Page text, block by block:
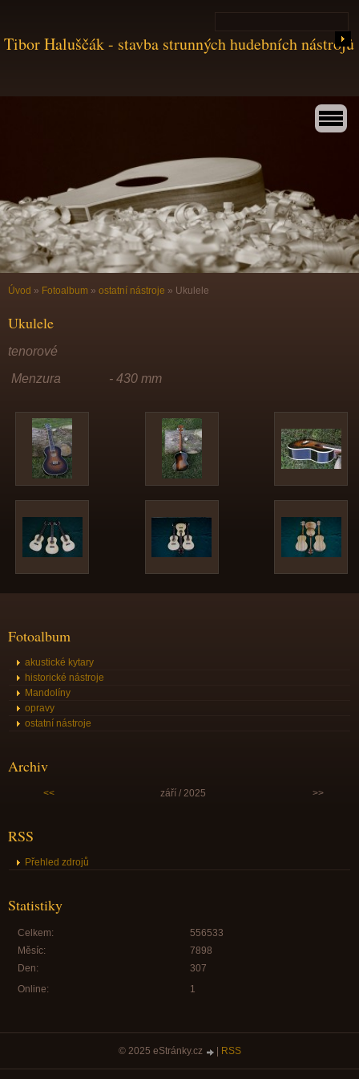
Tibor Haluščák - stavba strunných hudebních nástrojů
Úvod » Fotoalbum » ostatní nástroje » Ukulele
Ukulele
tenorové
Menzura - 430 mm
Fotoalbum
akustické kytary
historické nástroje
Mandolíny
opravy
ostatní nástroje
Archiv
<< září / 2025 >>
RSS
Přehled zdrojů
Statistiky
Online: 1
Celkem:
556533
Měsíc:
7898
Den:
307
© 2025 eStránky.cz RSS